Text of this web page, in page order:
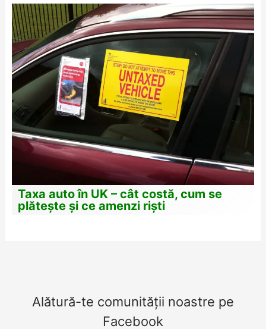
Taxa auto în UK – cât costă, cum se
plătește și ce amenzi riști
Alătură-te comunității noastre pe
Facebook